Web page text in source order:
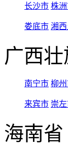
长沙市 株
娄底市 湘
广西
南宁市 柳
来宾市 崇
海南省